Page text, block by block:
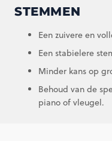
STEMMEN
Een zuivere en
Een stabielere
Minder kans op
Behoud van de
piano of vleugel.